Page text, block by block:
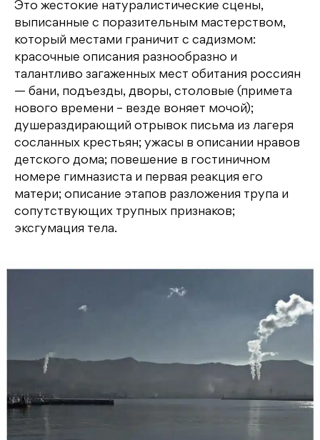
Это жестокие натуралистические сцены,
выписанные с поразительным мастерством,
который местами граничит с садизмом:
красочные описания разнообразно и
талантливо загаженных мест обитания россиян
— бани, подъезды, дворы, столовые (примета
нового времени – везде воняет мочой);
душераздирающий отрывок письма из лагеря
сосланных крестьян; ужасы в описании нравов
детского дома; повешение в гостиничном
номере гимназиста и первая реакция его
матери; описание этапов разложения трупа и
сопутствующих трупных признаков;
эксгумация тела.